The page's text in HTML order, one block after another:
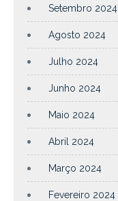
Setembro 2024
Agosto 2024
Julho 2024
Junho 2024
Maio 2024
Abril 2024
Março 2024
Fevereiro 2024